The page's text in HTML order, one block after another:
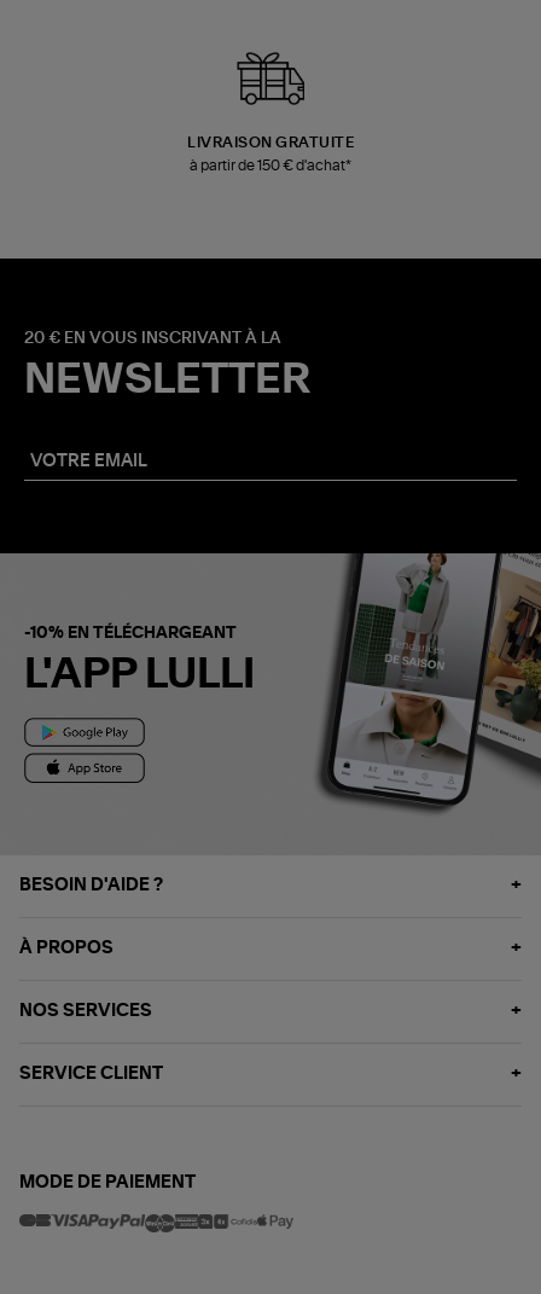
LIVRAISON GRATUITE
à partir de 150 € d'achat*
20 € EN VOUS INSCRIVANT À LA
NEWSLETTER
-10% EN TÉLÉCHARGEANT
L'APP LULLI
BESOIN D'AIDE ?
À PROPOS
NOS SERVICES
SERVICE CLIENT
MODE DE PAIEMENT